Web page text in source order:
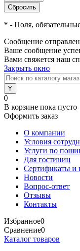
* - Поля,
Сообщение
Ваше сообщение
Вами свяжется наш
Закрыть окно
0
В корзине пока пусто
Оформить заказ
О компании
Условия
Услуги по
Для гостиниц
Сертификаты и
Новости
Вопрос-ответ
Отзывы
Контакты
Избранное0
Сравнение0
Каталог товаров